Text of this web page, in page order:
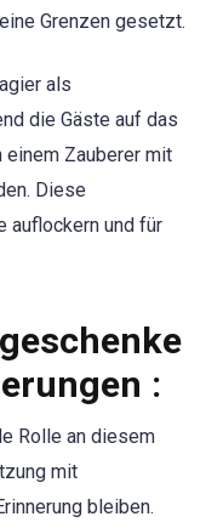
Grenzen gesetzt.
als
die Gäste auf das
einem Zauberer mit
Diese
auflockern und für
:
Rolle an diesem
mit
bleiben.